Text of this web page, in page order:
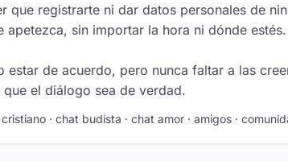
que registrarte ni dar datos personales de
apetezca, sin importar la hora ni dónde
estar de acuerdo, pero nunca faltar a las
el diálogo sea de verdad.
· chat budista · chat amor · amigos ·